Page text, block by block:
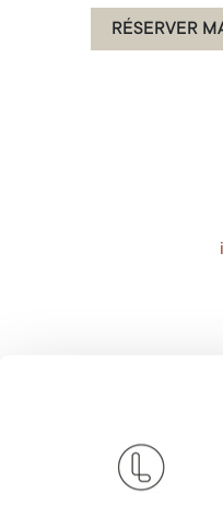
RÉSERVER